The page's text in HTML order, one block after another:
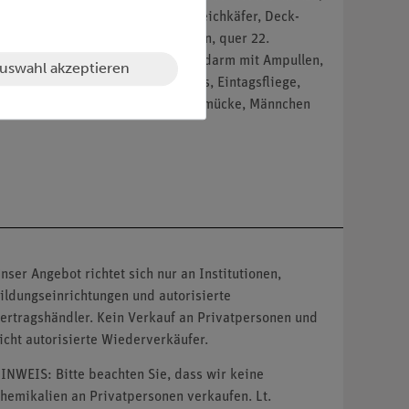
Wanze, Flügel 18. Cantharis, Weichkäfer, Deck-
Kopf mit Turbanaugen, quer 22.
Küchenschabe, Rectaldarm mit Ampullen,
Eintagsfliege, Imago 29. Caenis, Eintagsfliege,
Blattfloh 34. Chironomus, Zuckmücke, Männchen
Angebot richtet sich nur an Institutionen,
und autorisierte
Kein Verkauf an Privatpersonen und
autorisierte Wiederverkäufer.
Bitte beachten Sie, dass wir keine
an Privatpersonen verkaufen. Lt.
akzeptieren